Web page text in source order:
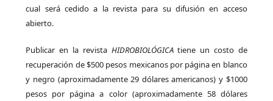
cual será cedido a la revista para su difusión en acceso
abierto.
Publicar en la revista HIDROBIOLÓGICAtiene un costo de
recuperación de $500 pesos mexicanos por página en blanco
y negro (aproximadamente 29 dólares americanos) y $1000
pesos por página a color (aproximadamente 58 dólares